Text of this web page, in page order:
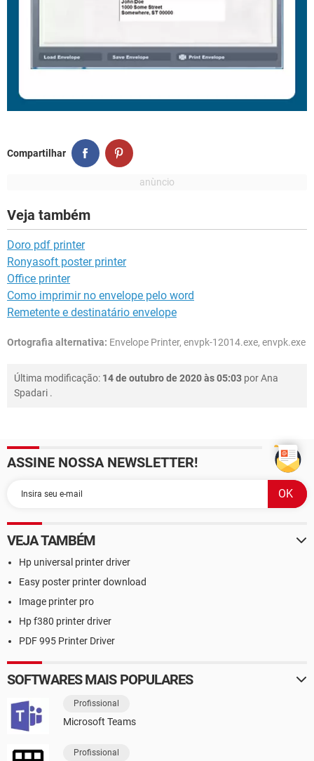
Compartilhar
Veja também
Doro pdf printer
Ronyasoft poster printer
Office printer
Como imprimir no envelope pelo word
Remetente e destinatário envelope
Ortografia alternativa: Envelope Printer, envpk-12014.exe, envpk.exe
Última modificação: 14 de outubro de 2020 às 05:03 porAna
Spadari .
ASSINE NOSSA NEWSLETTER!
VEJA TAMBÉM
Hp universal printer driver
Easy poster printer download
Image printer pro
Hp f380 printer driver
PDF 995 Printer Driver
SOFTWARES MAIS POPULARES
Profissional
Microsoft Teams
Profissional